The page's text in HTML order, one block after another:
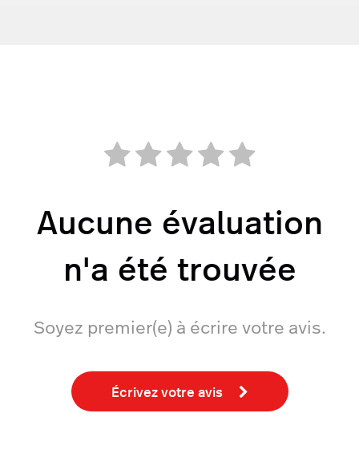
Aucune évaluation
n'a été trouvée
Soyez premier(e) à écrire votre avis.
Écrivez votre avis